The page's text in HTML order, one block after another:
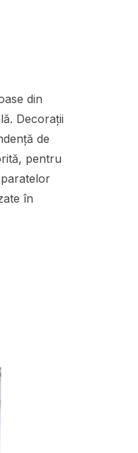
din
Decorații
de
pentru
în